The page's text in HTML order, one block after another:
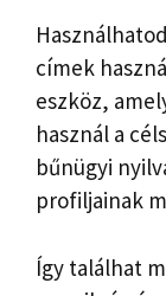
Használhatod
címek
eszköz,
használ a
bűnügyi
profiljainak
Így találhat